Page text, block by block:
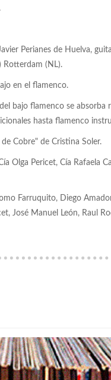
Perianes de Huelva,
Rotterdam (NL).
en el flamenco.
bajo flamenco se
hasta flamenco
Cobre" de Cristina Soler.
Olga Pericet, Cía Rafaela
Farruquito, Diego
José Manuel León, Raul